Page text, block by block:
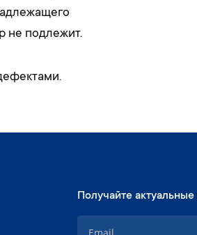
не подлежит.
Получайте